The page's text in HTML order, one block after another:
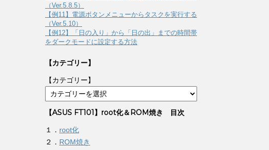
（Ver.5.8.5）
【例11】電源ボタンメニューからタスクを実行する
（Ver.5.10）
【例12】「日の入り」から「日の出」までの時間帯
をダークモードに設定する方法
【カテゴリー】
【カテゴリー】
【ASUS FT101】root化＆ROM焼き 目次
１． root化
２． ROM焼き